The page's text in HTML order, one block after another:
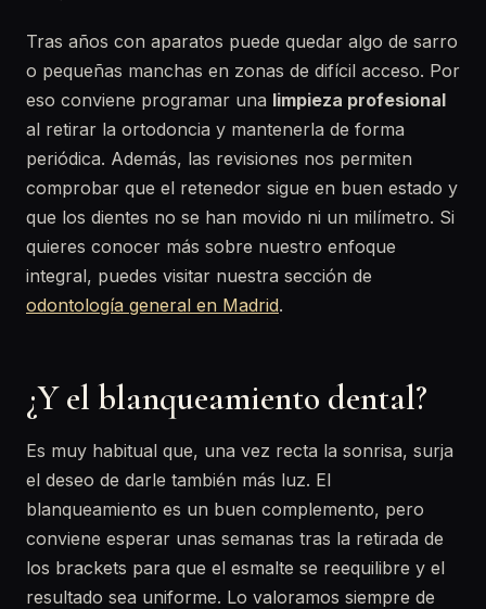
Tras años con aparatos puede quedar algo de sarro
o pequeñas manchas en zonas de difícil acceso. Por
eso conviene programar una limpieza profesional
al retirar la ortodoncia y mantenerla de forma
periódica. Además, las revisiones nos permiten
comprobar que el retenedor sigue en buen estado y
que los dientes no se han movido ni un milímetro. Si
quieres conocer más sobre nuestro enfoque
integral, puedes visitar nuestra sección de
odontología general en Madrid.
¿Y el blanqueamiento dental?
Es muy habitual que, una vez recta la sonrisa, surja
el deseo de darle también más luz. El
blanqueamiento es un buen complemento, pero
conviene esperar unas semanas tras la retirada de
los brackets para que el esmalte se reequilibre y el
resultado sea uniforme. Lo valoramos siempre de